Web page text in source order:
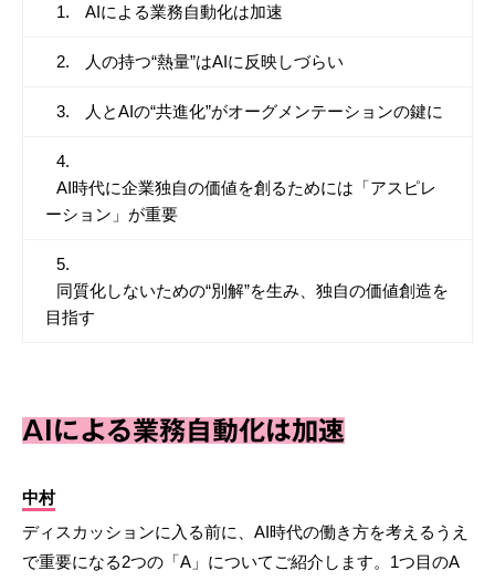
AIによる業務自動化は加速
人の持つ“熱量”はAIに反映しづらい
人とAIの“共進化”がオーグメンテーションの鍵に
AI時代に企業独自の価値を創るためには「アスピレ
ーション」が重要
同質化しないための“別解”を生み、独自の価値創造を
目指す
AIによる業務自動化は加速
中村
ディスカッションに入る前に、AI時代の働き方を考えるうえ
で重要になる2つの「A」についてご紹介します。1つ目のA